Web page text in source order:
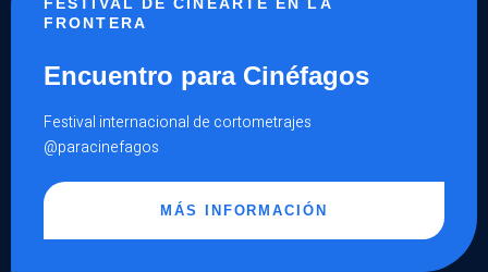
FRONTERA
Encuentro para Cinéfagos
Festival internacional de cortometrajes
@paracinefagos
MÁS INFORMACIÓN